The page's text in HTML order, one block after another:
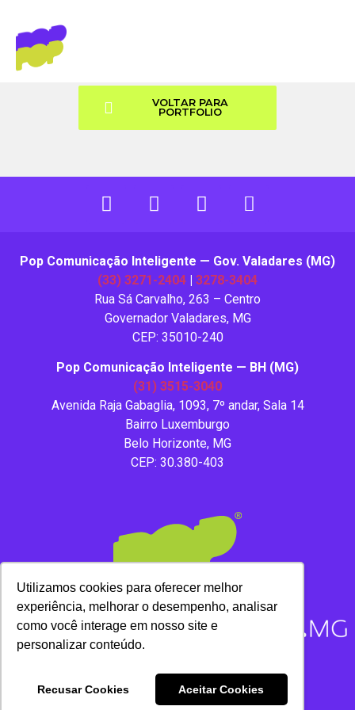
Utilizamos cookies para oferecer melhor
experiência, melhorar o desempenho, analisar
como você interage em nosso site e
personalizar conteúdo.
Recusar Cookies Aceitar Cookies
VOLTAR PARA
PORTFOLIO
Pop Comunicação Inteligente — Gov. Valadares (MG)
(33) 3271-2404 | 3278-3404
Rua Sá Carvalho, 263 – Centro
Governador Valadares, MG
CEP: 35010-240
Pop Comunicação Inteligente — BH (MG)
(31) 3515-3040
Avenida Raja Gabaglia, 1093, 7º andar, Sala 14
Bairro Luxemburgo
Belo Horizonte, MG
CEP: 30.380-403
Copyright 2020 – Todos os direitos reservados.